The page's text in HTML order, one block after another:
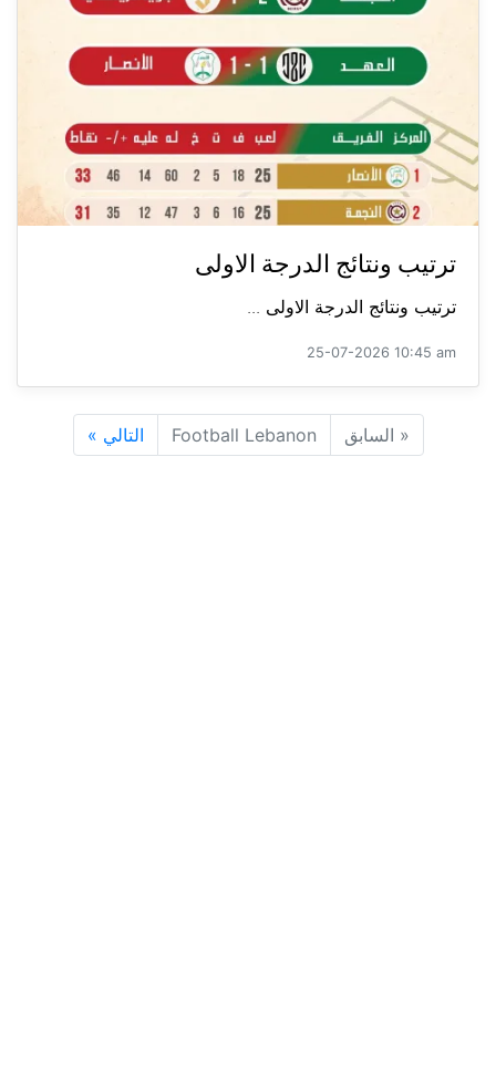
ترتيب ونتائج الدرجة الاولى
ترتيب ونتائج الدرجة الاولى ...
25-07-2026 10:45 am
« السابق Football Lebanon التالي »